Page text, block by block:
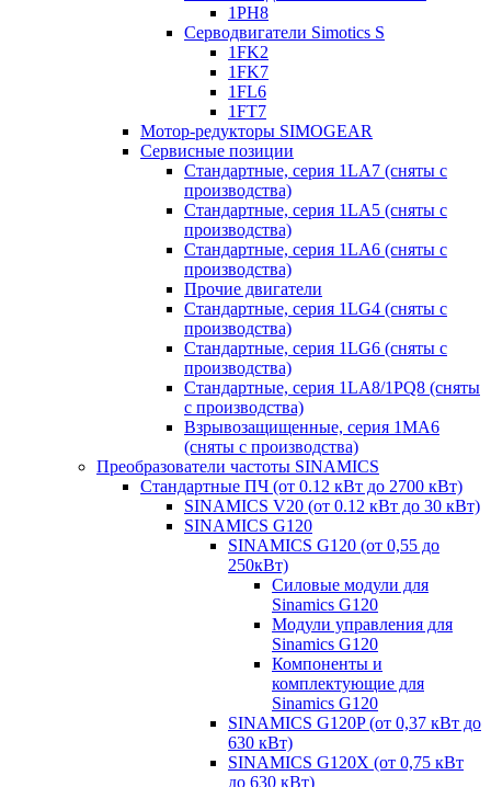
1PH8
Серводвигатели Simotics S
1FK2
1FK7
1FL6
1FT7
Мотор-редукторы SIMOGEAR
Сервисные позиции
Стандартные, серия 1LA7 (сняты с
производства)
Стандартные, серия 1LA5 (сняты с
производства)
Стандартные, серия 1LA6 (сняты с
производства)
Прочие двигатели
Стандартные, серия 1LG4 (сняты с
производства)
Стандартные, серия 1LG6 (сняты с
производства)
Стандартные, серия 1LA8/1PQ8 (сняты
с производства)
Взрывозащищенные, серия 1MA6
(сняты с производства)
Преобразователи частоты SINAMICS
Стандартные ПЧ (от 0.12 кВт до 2700 кВт)
SINAMICS V20 (от 0.12 кВт до 30 кВт)
SINAMICS G120
SINAMICS G120 (от 0,55 до
250кВт)
Силовые модули для
Sinamics G120
Модули управления для
Sinamics G120
Компоненты и
комплектующие для
Sinamics G120
SINAMICS G120P (от 0,37 кВт до
630 кВт)
SINAMICS G120X (от 0,75 кВт
до 630 кВт)